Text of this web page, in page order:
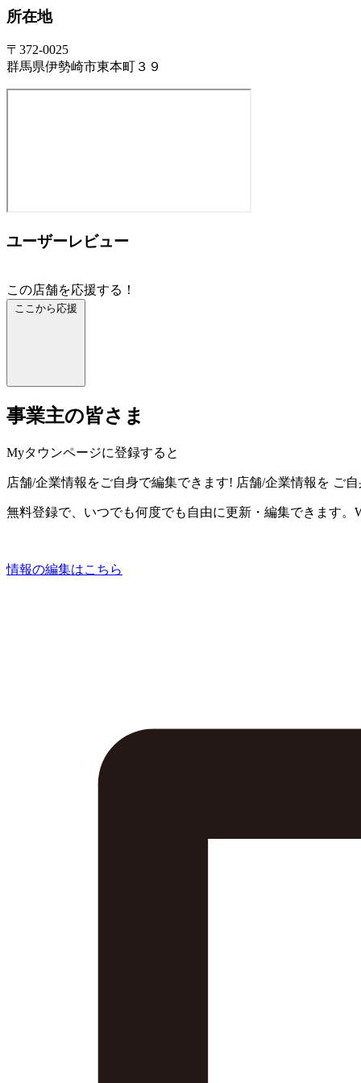
所在地
〒372-0025
群馬県伊勢崎市東本町３９
ユーザーレビュー
この店舗を応援する！
ここから応援
事業主の皆さま
Myタウンページに登録すると
店舗/企業情報をご自身で編集できます! 店舗/企業情報を ご
無料登録で、いつでも何度でも自由に更新・編集できます。
情報の編集はこちら